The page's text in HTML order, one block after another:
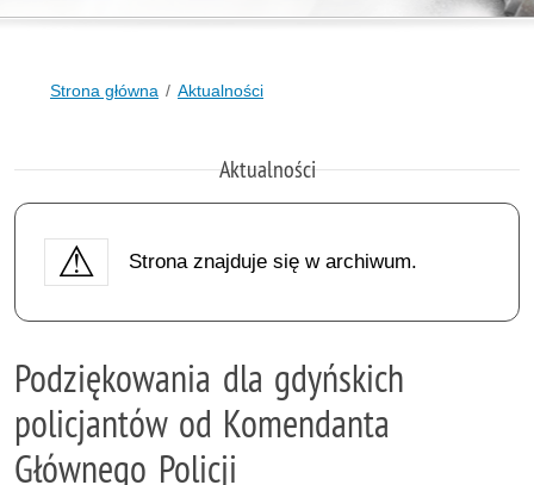
Strona główna Aktualności
Aktualności
Strona znajduje się w archiwum.
Podziękowania dla gdyńskich
policjantów od Komendanta
Głównego Policji